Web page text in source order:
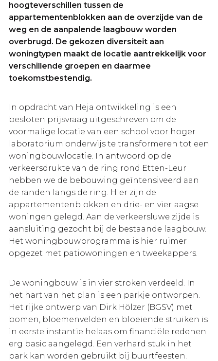
hoogteverschillen tussen de
appartementenblokken aan de overzijde van de
weg en de aanpalende laagbouw worden
overbrugd. De gekozen diversiteit aan
woningtypen maakt de locatie aantrekkelijk voor
verschillende groepen en daarmee
toekomstbestendig.
In opdracht van Heja ontwikkeling is een
besloten prijsvraag uitgeschreven om de
voormalige locatie van een school voor hoger
laboratorium onderwijs te transformeren tot een
woningbouwlocatie. In antwoord op de
verkeersdrukte van de ring rond Etten-Leur
hebben we de bebouwing geïntensiveerd aan
de randen langs de ring. Hier zijn de
appartementenblokken en drie- en vierlaagse
woningen gelegd. Aan de verkeersluwe zijde is
aansluiting gezocht bij de bestaande laagbouw.
Het woningbouwprogramma is hier ruimer
opgezet met patiowoningen en tweekappers.
De woningbouw is in vier stroken verdeeld. In
het hart van het plan is een parkje ontworpen.
Het rijke ontwerp van Dirk Hölzer (BGSV) met
bomen, bloemenvelden en bloeiende struiken is
in eerste instantie helaas om financiële redenen
erg basic aangelegd. Een verhard stuk in het
park kan worden gebruikt bij buurtfeesten.